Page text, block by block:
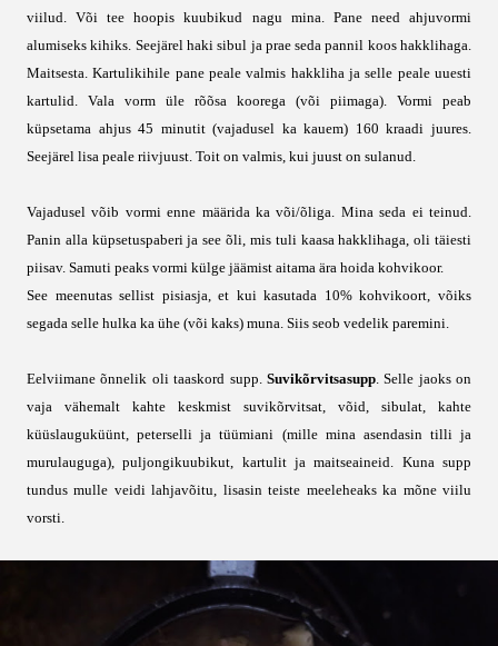
viilud. Või tee hoopis kuubikud nagu mina. Pane need ahjuvormi
alumiseks kihiks. Seejärel haki sibul ja prae seda pannil koos hakklihaga.
Maitsesta. Kartulikihile pane peale valmis hakkliha ja selle peale uuesti
kartulid. Vala vorm üle rõõsa koorega (või piimaga). Vormi peab
küpsetama ahjus 45 minutit (vajadusel ka kauem) 160 kraadi juures.
Seejärel lisa peale riivjuust. Toit on valmis, kui juust on sulanud.
Vajadusel võib vormi enne määrida ka või/õliga. Mina seda ei teinud.
Panin alla küpsetuspaberi ja see õli, mis tuli kaasa hakklihaga, oli täiesti
piisav. Samuti peaks vormi külge jäämist aitama ära hoida kohvikoor.
See meenutas sellist pisiasja, et kui kasutada 10% kohvikoort, võiks
segada selle hulka ka ühe (või kaks) muna. Siis seob vedelik paremini.
Eelviimane õnnelik oli taaskord supp. Suvikõrvitsasupp. Selle jaoks on
vaja vähemalt kahte keskmist suvikõrvitsat, võid, sibulat, kahte
küüslauguküünt, peterselli ja tüümiani (mille mina asendasin tilli ja
murulauguga), puljongikuubikut, kartulit ja maitseaineid. Kuna supp
tundus mulle veidi lahjavõitu, lisasin teiste meeleheaks ka mõne viilu
vorsti.